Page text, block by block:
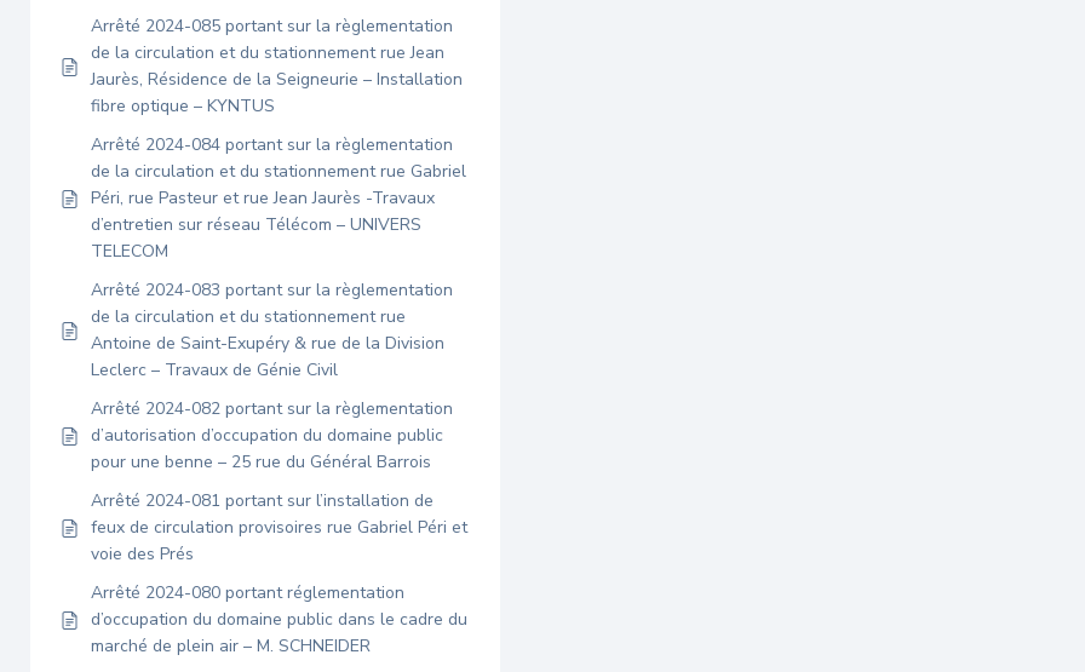
Arrêté 2024-085 portant sur la règlementation
de la circulation et du stationnement rue Jean
Jaurès, Résidence de la Seigneurie – Installation
fibre optique – KYNTUS
Arrêté 2024-084 portant sur la règlementation
de la circulation et du stationnement rue Gabriel
Péri, rue Pasteur et rue Jean Jaurès -Travaux
d’entretien sur réseau Télécom – UNIVERS
TELECOM
Arrêté 2024-083 portant sur la règlementation
de la circulation et du stationnement rue
Antoine de Saint-Exupéry & rue de la Division
Leclerc – Travaux de Génie Civil
Arrêté 2024-082 portant sur la règlementation
d’autorisation d’occupation du domaine public
pour une benne – 25 rue du Général Barrois
Arrêté 2024-081 portant sur l’installation de
feux de circulation provisoires rue Gabriel Péri et
voie des Prés
Arrêté 2024-080 portant réglementation
d’occupation du domaine public dans le cadre du
marché de plein air – M. SCHNEIDER